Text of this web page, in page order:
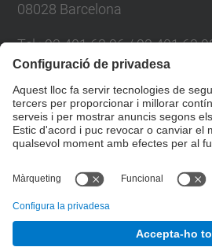
08028 Barcelona
Tel.:93 401 63 96 / 93 401 63
Directori UPC
Formulari de contacte